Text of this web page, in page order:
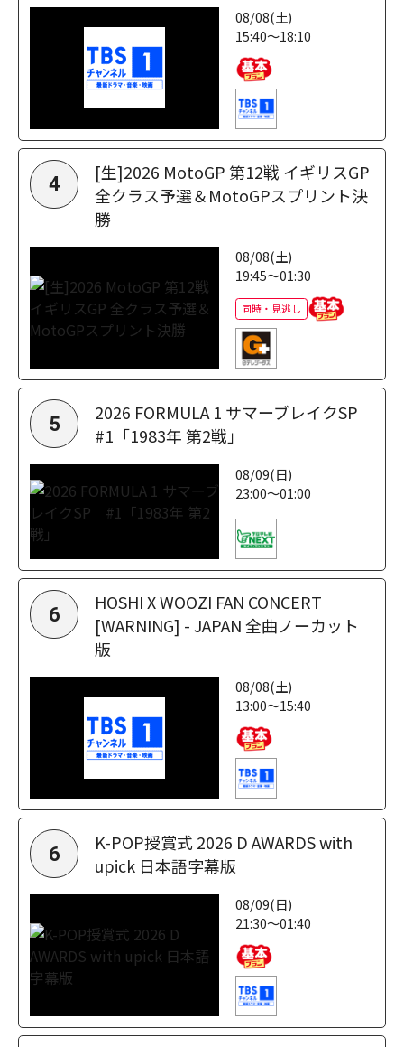
08/08(土)
15:40～18:10
4
[生]2026 MotoGP 第12戦 イギリスGP
全クラス予選＆MotoGPスプリント決
勝
08/08(土)
19:45～01:30
同時・見逃し
5
2026 FORMULA 1 サマーブレイクSP
#1「1983年 第2戦」
08/09(日)
23:00～01:00
6
HOSHI X WOOZI FAN CONCERT
[WARNING] - JAPAN 全曲ノーカット
版
08/08(土)
13:00～15:40
6
K-POP授賞式 2026 D AWARDS with
upick 日本語字幕版
08/09(日)
21:30～01:40